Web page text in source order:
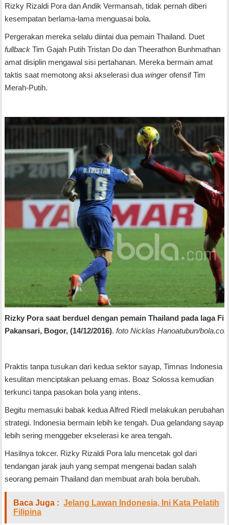
Rizky Rizaldi Pora dan Andik Vermansah, tidak pernah diberi
kesempatan berlama-lama menguasai bola.
Pergerakan mereka selalu diintai dua pemain Thailand. Duet
fullbackTim Gajah Putih Tristan Do dan Theerathon Bunhmathan
amat disiplin mengawal sisi pertahanan. Mereka bermain amat
taktis saat memotong aksi akselerasi dua wingerofensif Tim
Merah-Putih.
Rizky Pora saat berduel dengan pemain Thailand pada laga
Pakansari, Bogor, (14/12/2016). foto Nicklas Hanoatubun/
Praktis tanpa tusukan dari kedua sektor sayap, Timnas Indonesia
kesulitan menciptakan peluang emas. Boaz Solossa kemudian
terkunci tanpa pasokan bola yang intens.
Begitu memasuki babak kedua Alfred Riedl melakukan perubahan
strategi. Indonesia bermain lebih ke tengah. Dua gelandang sayap
lebih sering menggeber ekselerasi ke area tengah.
Hasilnya tokcer. Rizky Rizaldi Pora lalu mencetak gol dari
tendangan jarak jauh yang sempat mengenai badan salah
seorang pemain Thailand dan membuat arah bola berubah.
Baca Juga : Jelang Lawan Indonesia, Ini Kata Pelatih
Filipina